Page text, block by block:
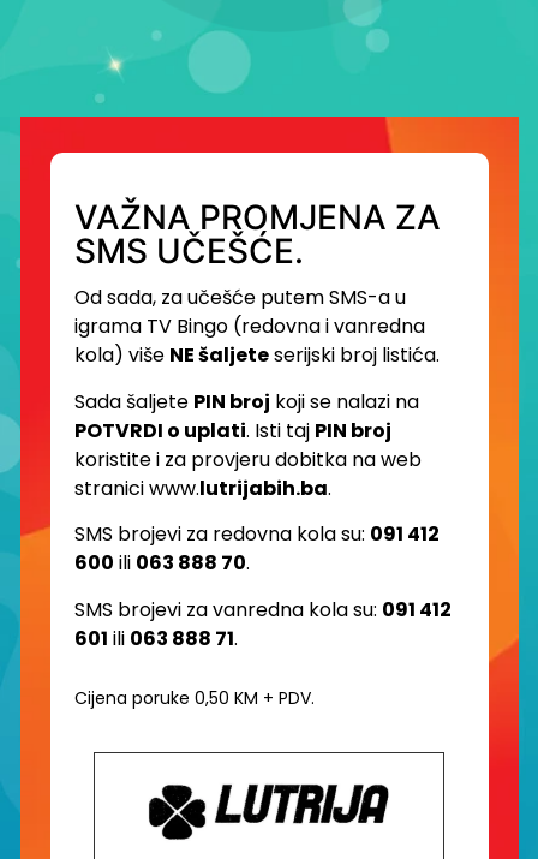
VAŽNA PROMJENA ZA
SMS UČEŠĆE.
Od sada, za učešće putem SMS-a u
igrama TV Bingo (redovna i vanredna
kola) više NE šaljeteserijski broj listića.
Sada šaljete PIN broj koji se nalazi na
POTVRDI o uplati. Isti taj PIN broj
koristite i za provjeru dobitka na web
stranici www.lutrijabih.ba.
SMS brojevi za redovna kola su: 091 412
600 ili 063 888 70.
SMS brojevi za vanredna kola su: 091 412
601 ili 063 888 71.
Cijena poruke 0,50 KM + PDV.